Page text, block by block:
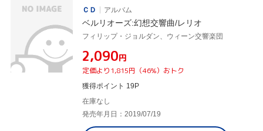
ＣＤ アルバム
ベルリオーズ:幻想交響曲/レリオ
フィリップ・ジョルダン、ウィーン交響楽団
¥2,090円
定価より1,815円（46%）おトク
獲得ポイント 19P
在庫なし
発売年月日：2019/07/19